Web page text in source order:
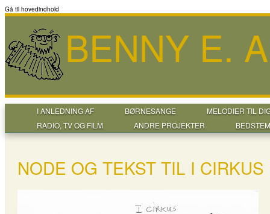
Gå til hovedindhold
BENNY E.
I ANLEDNING AF BØRNESANGE
MELODIER TIL
RADIO, TV OG FILM
ANDRE PROJEKTER
NODE OG TEKST TIL I CIRKUS